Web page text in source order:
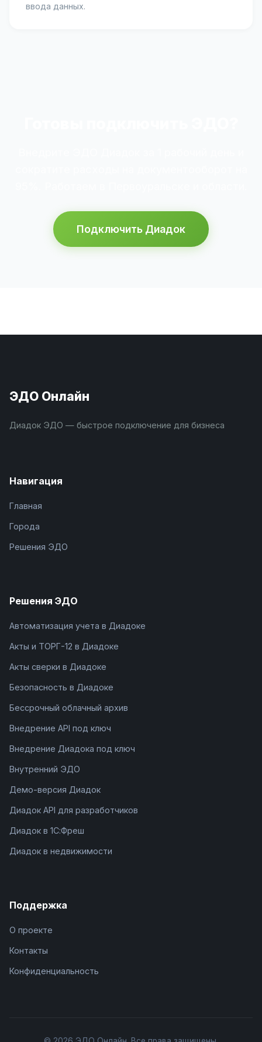
ввода данных.
Подключить Диадок
ЭДО Онлайн
Диадок ЭДО — быстрое подключение для бизнеса
Навигация
Главная
Города
Решения ЭДО
Решения ЭДО
Автоматизация учета в Диадоке
Акты и ТОРГ-12 в Диадоке
Акты сверки в Диадоке
Безопасность в Диадоке
Бессрочный облачный архив
Внедрение API под ключ
Внедрение Диадока под ключ
Внутренний ЭДО
Демо-версия Диадок
Диадок API для разработчиков
Диадок в 1С:Фреш
Диадок в недвижимости
Поддержка
О проекте
Контакты
Конфиденциальность